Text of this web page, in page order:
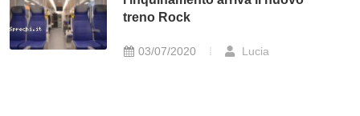
treno Rock
03/07/2020 Lucia